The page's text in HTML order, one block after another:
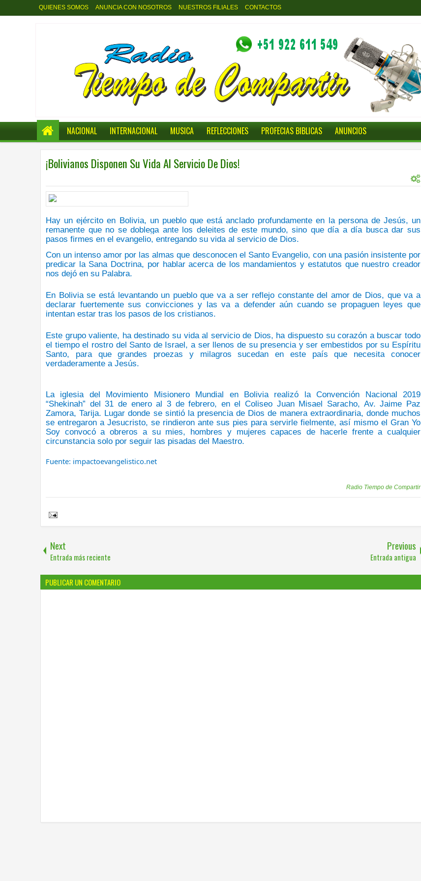
QUIENES SOMOS ANUNCIA CON NOSOTROS NUESTROS FILIALES CONTACTOS
NACIONAL INTERNACIONAL MUSICA REFLECCIONES PROFECIAS BIBLICAS ANUNCIOS
¡Bolivianos Disponen Su Vida Al Servicio De Dios!
Hay un ejército en Bolivia, un pueblo que está anclado profundamente en la persona de Jesús, un
remanente que no se doblega ante los deleites de este mundo, sino que día a día busca dar sus
pasos firmes en el evangelio, entregando su vida al servicio de Dios.
Con un intenso amor por las almas que desconocen el Santo Evangelio, con una pasión insistente por
predicar la Sana Doctrina, por hablar acerca de los mandamientos y estatutos que nuestro creador
nos dejó en su Palabra.
En Bolivia se está levantando un pueblo que va a ser reflejo constante del amor de Dios, que va a
declarar fuertemente sus convicciones y las va a defender aún cuando se propaguen leyes que
intentan estar tras los pasos de los cristianos.
Este grupo valiente, ha destinado su vida al servicio de Dios, ha dispuesto su corazón a buscar todo
el tiempo el rostro del Santo de Israel, a ser llenos de su presencia y ser embestidos por su Espíritu
Santo, para que grandes proezas y milagros sucedan en este país que necesita conocer
verdaderamente a Jesús.
La iglesia del Movimiento Misionero Mundial en Bolivia realizó la Convención Nacional 2019
“Shekinah” del 31 de enero al 3 de febrero, en el Coliseo Juan Misael Saracho, Av. Jaime Paz
Zamora, Tarija. Lugar donde se sintió la presencia de Dios de manera extraordinaria, donde muchos
se entregaron a Jesucristo, se rindieron ante sus pies para servirle fielmente, así mismo el Gran Yo
Soy convocó a obreros a su mies, hombres y mujeres capaces de hacerle frente a cualquier
circunstancia solo por seguir las pisadas del Maestro.
Fuente: impactoevangelistico.net
Radio Tiempo de Compartir
Next
Entrada más reciente
Previous
Entrada antigua
PUBLICAR UN COMENTARIO